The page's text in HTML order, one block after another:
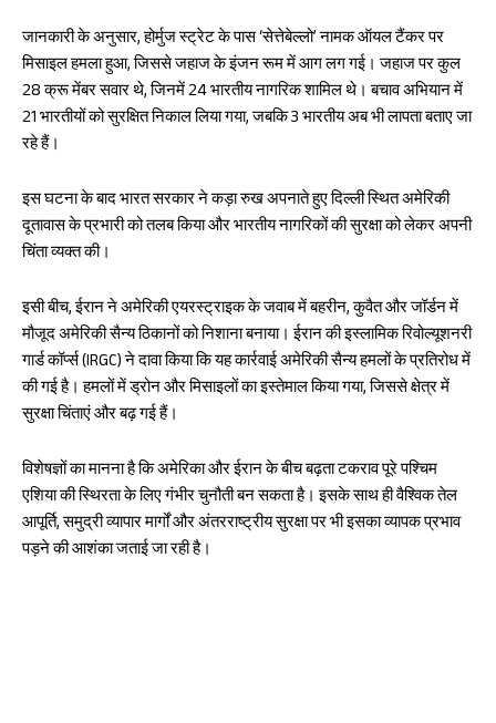
जानकारी के अनुसार, होर्मुज स्ट्रेट के पास ‘सेत्तेबेल्लो’ नामक ऑयल टैंकर पर
मिसाइल हमला हुआ, जिससे जहाज के इंजन रूम में आग लग गई। जहाज पर कुल
28 क्रू मेंबर सवार थे, जिनमें 24 भारतीय नागरिक शामिल थे। बचाव अभियान में
21 भारतीयों को सुरक्षित निकाल लिया गया, जबकि 3 भारतीय अब भी लापता बताए जा
रहे हैं।
इस घटना के बाद भारत सरकार ने कड़ा रुख अपनाते हुए दिल्ली स्थित अमेरिकी
दूतावास के प्रभारी को तलब किया और भारतीय नागरिकों की सुरक्षा को लेकर अपनी
चिंता व्यक्त की।
इसी बीच, ईरान ने अमेरिकी एयरस्ट्राइक के जवाब में बहरीन, कुवैत और जॉर्डन में
मौजूद अमेरिकी सैन्य ठिकानों को निशाना बनाया। ईरान की इस्लामिक रिवोल्यूशनरी
गार्ड कॉर्प्स (IRGC) ने दावा किया कि यह कार्रवाई अमेरिकी सैन्य हमलों के प्रतिरोध में
की गई है। हमलों में ड्रोन और मिसाइलों का इस्तेमाल किया गया, जिससे क्षेत्र में
सुरक्षा चिंताएं और बढ़ गई हैं।
विशेषज्ञों का मानना है कि अमेरिका और ईरान के बीच बढ़ता टकराव पूरे पश्चिम
एशिया की स्थिरता के लिए गंभीर चुनौती बन सकता है। इसके साथ ही वैश्विक तेल
आपूर्ति, समुद्री व्यापार मार्गों और अंतरराष्ट्रीय सुरक्षा पर भी इसका व्यापक प्रभाव
पड़ने की आशंका जताई जा रही है।